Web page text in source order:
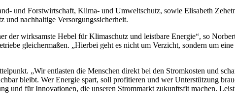
und Forstwirtschaft, Klima- und Umweltschutz, sowie Elisabeth
und nachhaltige Versorgungssicherheit.
der wirksamste Hebel für Klimaschutz und leistbare Energie“, so
gleichermaßen. „Hierbei geht es nicht um Verzicht, sondern um
„Wir entlasten die Menschen direkt bei den Stromkosten und
bleibt. Wer Energie spart, soll profitieren und wer Unterstützung
und für Innovationen, die unseren Strommarkt zukunftsfit machen.